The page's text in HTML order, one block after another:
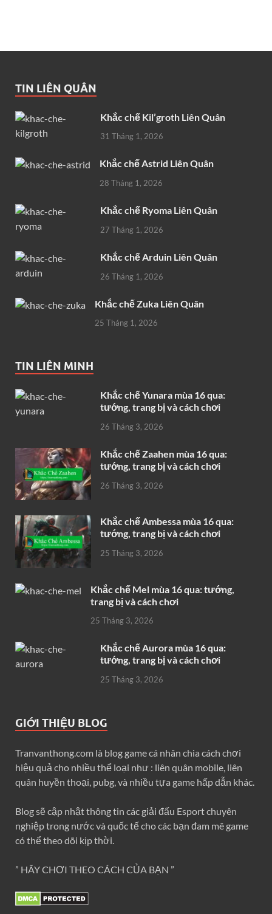
TIN LIÊN QUÂN
Khắc chế Kil’groth Liên Quân
31 Tháng 1, 2026
Khắc chế Astrid Liên Quân
28 Tháng 1, 2026
Khắc chế Ryoma Liên Quân
27 Tháng 1, 2026
Khắc chế Arduin Liên Quân
26 Tháng 1, 2026
Khắc chế Zuka Liên Quân
25 Tháng 1, 2026
TIN LIÊN MINH
Khắc chế Yunara mùa 16 qua:
tướng, trang bị và cách chơi
26 Tháng 3, 2026
Khắc chế Zaahen mùa 16 qua:
tướng, trang bị và cách chơi
26 Tháng 3, 2026
Khắc chế Ambessa mùa 16 qua:
tướng, trang bị và cách chơi
25 Tháng 3, 2026
Khắc chế Mel mùa 16 qua: tướng,
trang bị và cách chơi
25 Tháng 3, 2026
Khắc chế Aurora mùa 16 qua:
tướng, trang bị và cách chơi
25 Tháng 3, 2026
GIỚI THIỆU BLOG
Tranvanthong.com là blog game cá nhân chia cách chơi
hiệu quả cho nhiều thể loại như : liên quân mobile, liên
quân huyền thoại, pubg, và nhiều tựa game hấp dẫn khác.
Blog sẽ cập nhật thông tin các giải đấu Esport chuyên
nghiệp trong nước và quốc tế cho các bạn đam mê game
có thể theo dõi kịp thời.
” HÃY CHƠI THEO CÁCH CỦA BẠN ”